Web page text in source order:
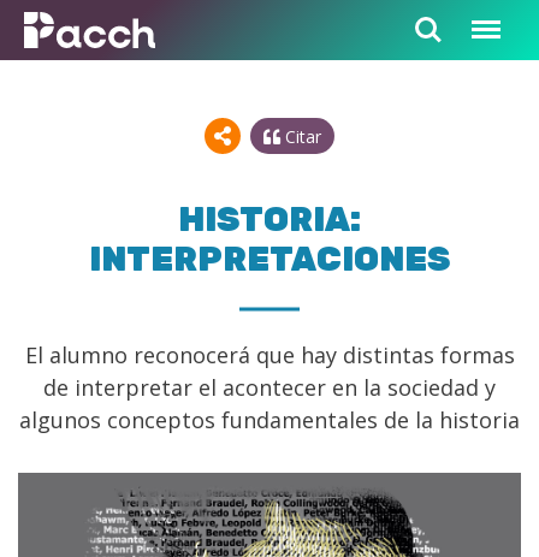
Citar
HISTORIA:
INTERPRETACIONES
El alumno reconocerá que hay distintas formas
de interpretar el acontecer en la sociedad y
algunos conceptos fundamentales de la historia